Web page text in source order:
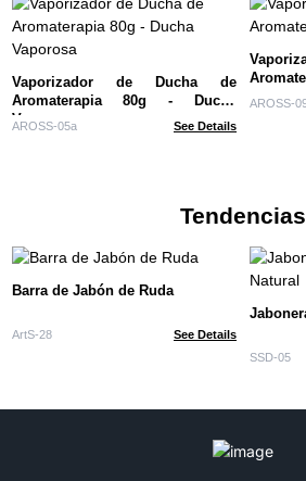
Vaporizador de Ducha de
Aromaterapia 80g - Ducha
Vaporosa
AROSS-05a See Details
AROSS-
Tendencias
Barra de Jabón de Ruda
ArtS-28 See Details
SSD-05